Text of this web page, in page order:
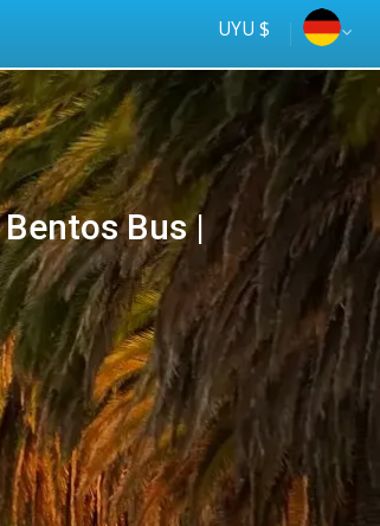
UYU $
Bentos Bus |
online
Tus